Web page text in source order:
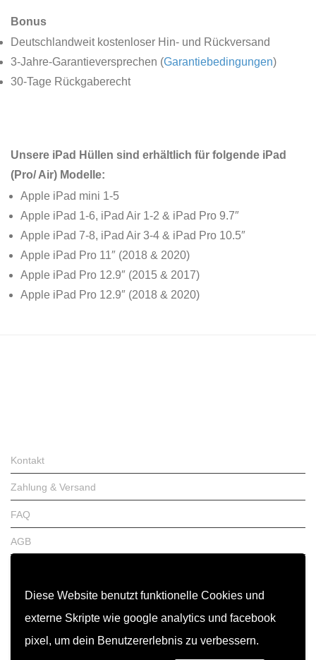
Diese Website benutzt funktionelle Cookies und
externe Skripte wie google analytics und facebook
pixel, um dein Benutzererlebnis zu verbessern.
Bonus
Deutschlandweit kostenloser Hin- und Rückversand
3-Jahre-Garantieversprechen (Garantiebedingungen)
30-Tage Rückgaberecht
Unsere iPad Hüllen sind erhältlich für folgende iPad
(Pro/ Air) Modelle:
Apple iPad mini 1-5
Apple iPad 1-6, iPad Air 1-2 & iPad Pro 9.7″
Apple iPad 7-8, iPad Air 3-4 & iPad Pro 10.5″
Apple iPad Pro 11″ (2018 & 2020)
Apple iPad Pro 12.9″ (2015 & 2017)
Apple iPad Pro 12.9″ (2018 & 2020)
Kontakt
Zahlung & Versand
FAQ
AGB
Garantiebedingungen
Impressum
Datenschutz